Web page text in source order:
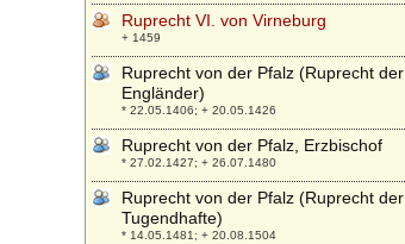
Ruprecht VI. von Virneburg
+ 1459
Ruprecht von der Pfalz (Ruprecht der
Engländer)
* 22.05.1406; + 20.05.1426
Ruprecht von der Pfalz, Erzbischof
* 27.02.1427; + 26.07.1480
Ruprecht von der Pfalz (Ruprecht der
Tugendhafte)
* 14.05.1481; + 20.08.1504